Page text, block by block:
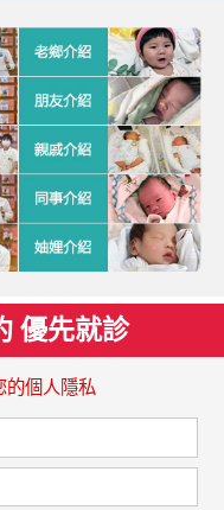
優先就診
的個人隱私